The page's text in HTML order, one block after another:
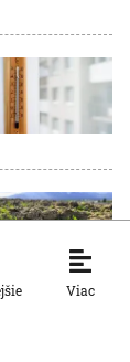
AKTUALIZOVANÉ
Viac